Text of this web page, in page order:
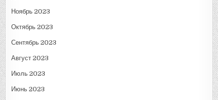
Ноябрь 2023
Октябрь 2023
Сентябрь 2023
Август 2023
Июль 2023
Июнь 2023